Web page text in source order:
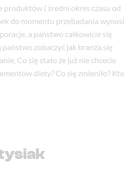
produktów ( średni okres czasu od
do momentu przebadania wynosi
a państwo całkowicie się
zobaczyć jak branża się
Co się stało że już nie chcecie
diety? Co się zmieniło? Kto